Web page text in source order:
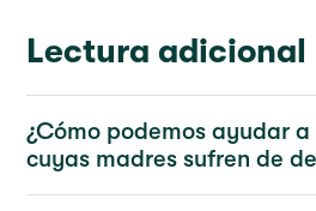
Lectura adicional
¿Cómo podemos ayudar a
cuyas madres sufren de